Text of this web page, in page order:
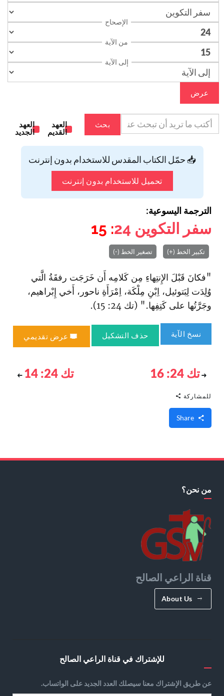
الإصحاح
من الآية
إلى الآية
عرض
بحث
العهد
القديم
العهد
الجديد
📥 حمّل الكتاب المقدس للاستخدام بدون إنترنت
تحميل للاستخدام بدون إنترنت
الترجمة اليسوعية:
سفر التكوين 24
: 15
تكبير الخط (+) تصغير الخط (-)
"فكانَ قَبْلَ الإِنتِهاءِ مِن كَلامِه أَن خَرَجَت رفقَةُ الَّتي
وُلِدَت لِبَتوئيل، اِبْنِ مِلْكَة، اِمْرَأَةِ ناحور، أَخي إِبْراهيم،
وجَرَّتُها على كَتِفِها." (تك 24: 15).
نسخ الآية حذف التشكيل عرض تقديمي
تك 24: 16 تك 24: 14
للمشاركة
من نحن؟
قناة الراعي الصالح
About Us
للإشتراك في قناة الراعي الصالح
عن طريق الإشتراك معنا سيصلك العدد الجديد على الواتساب.